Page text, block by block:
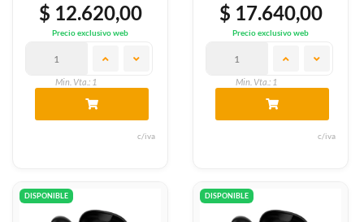
$ 12.620,00
Precio exclusivo web
Min. Vta.: 1
c/iva
$ 17.640,00
Precio exclusivo web
Min. Vta.: 1
c/iva
DISPONIBLE DISPONIBLE